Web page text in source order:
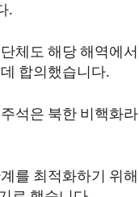
.
체도 해당 해역에
합의했습니다.
석은 북한 비핵화
를 최적화하기 위해